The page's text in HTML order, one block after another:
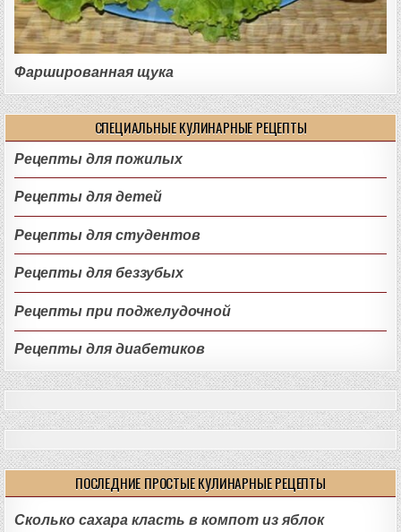
Фаршированная щука
СПЕЦИАЛЬНЫЕ КУЛИНАРНЫЕ РЕЦЕПТЫ
Рецепты для пожилых
Рецепты для детей
Рецепты для студентов
Рецепты для беззубых
Рецепты при поджелудочной
Рецепты для диабетиков
ПОСЛЕДНИЕ ПРОСТЫЕ КУЛИНАРНЫЕ РЕЦЕПТЫ
Сколько сахара класть в компот из яблок